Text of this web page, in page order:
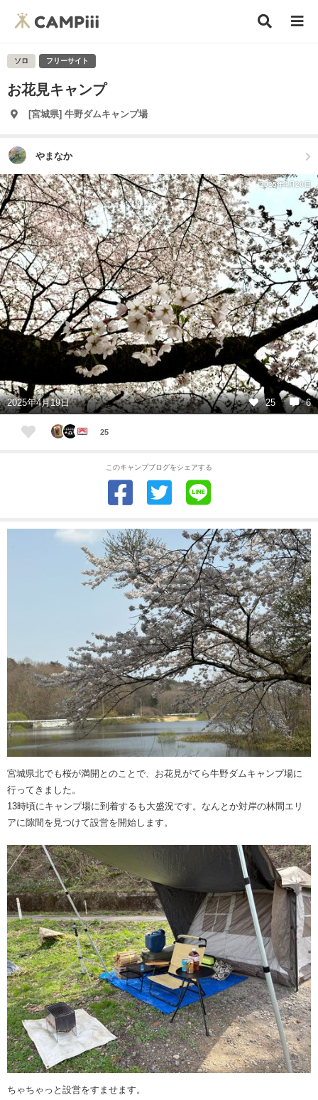
ソロ フリーサイト
お花見キャンプ
[宮城県] 牛野ダムキャンプ場
やまなか
2025年4月20日
2025年4月19日 25 6
25
このキャンプブログをシェアする
宮城県北でも桜が満開とのことで、お花見がてら牛野ダムキャンプ場に
行ってきました。
13時頃にキャンプ場に到着するも大盛況です。なんとか対岸の林間エリ
アに隙間を見つけて設営を開始します。
ちゃちゃっと設営をすませます。